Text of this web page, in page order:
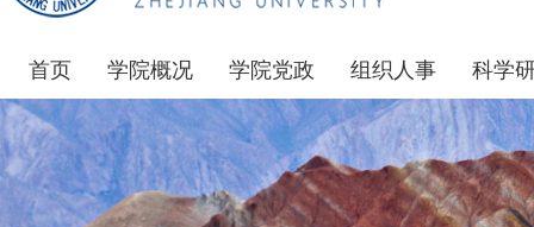
首页 学院概况
学院简介
发展简史
组织机构
学院党政
通知公告
学院发文
党委会议纪要
组织人事
通知公告
博士后管理
人才招聘
科学
国家
科研
通知